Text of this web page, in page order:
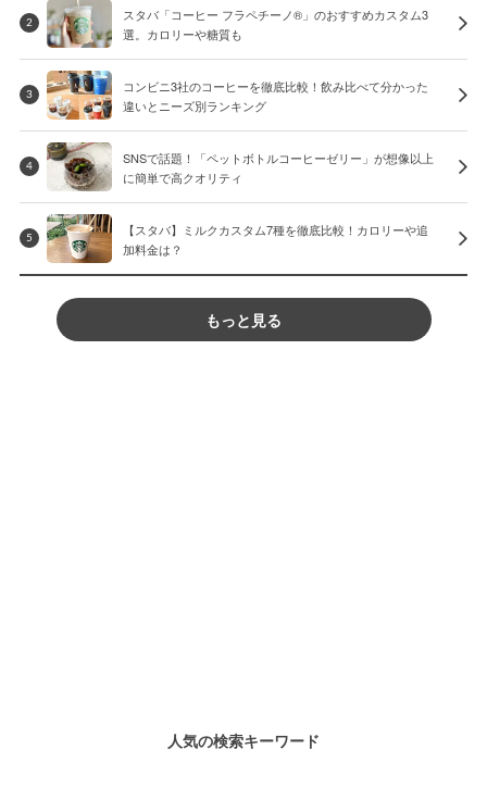
2
スタバ「コーヒー フラペチーノ®」のおすすめカスタム3
選。カロリーや糖質も
3
コンビニ3社のコーヒーを徹底比較！飲み比べて分かった
違いとニーズ別ランキング
4
SNSで話題！「ペットボトルコーヒーゼリー」が想像以上
に簡単で高クオリティ
5
【スタバ】ミルクカスタム7種を徹底比較！カロリーや追
加料金は？
もっと見る
人気の検索キーワード